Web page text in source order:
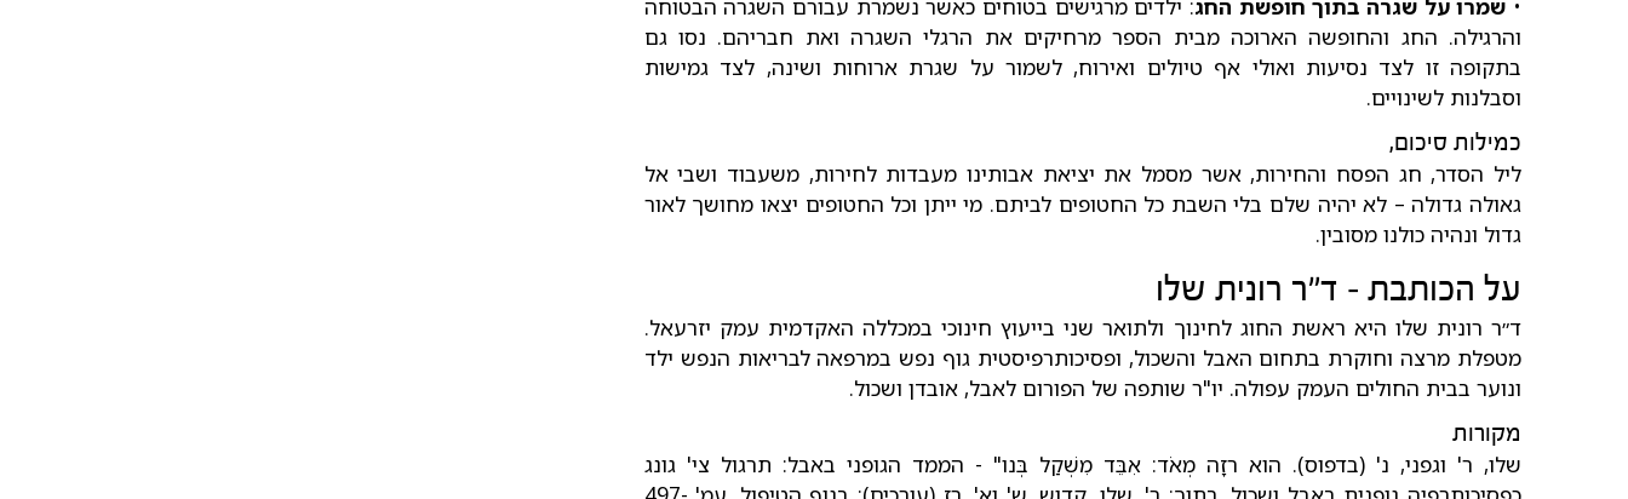
• שמרו על שגרה בתוך חופשת החג: ילדים מרגישים בטוחים כאשר נשמרת עבורם השגרה הבטוחה
והרגילה. החג והחופשה הארוכה מבית הספר מרחיקים את הרגלי השגרה ואת חבריהם. נסו גם
בתקופה זו לצד נסיעות ואולי אף טיולים ואירוח, לשמור על שגרת ארוחות ושינה, לצד גמישות
וסבלנות לשינויים.
כמילות סיכום,
ליל הסדר, חג הפסח והחירות, אשר מסמל את יציאת אבותינו מעבדות לחירות, משעבוד ושבי אל
גאולה גדולה – לא יהיה שלם בלי השבת כל החטופים לביתם. מי ייתן וכל החטופים יצאו מחושך לאור
גדול ונהיה כולנו מסובין.
על הכותבת – ד״ר רונית שלו
ד״ר רונית שלו היא ראשת החוג לחינוך ולתואר שני בייעוץ חינוכי במכללה האקדמית עמק יזרעאל.
מטפלת מרצה וחוקרת בתחום האבל והשכול, ופסיכותרפיסטית גוף נפש במרפאה לבריאות הנפש ילד
ונוער בבית החולים העמק עפולה. יו"ר שותפה של הפורום לאבל, אובדן ושכול.
מקורות
שלו, ר' וגפני, נ' (בדפוס). הוא רזָה מְאֹד: אִבֵּד מִשְׁקַל בְּנו" - הממד הגופני באבל: תרגול צי' גונג